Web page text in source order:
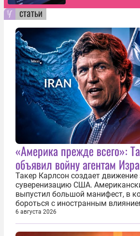
статьи
«Америка прежде всего»:
объявил войну агентам
Такер Карлсон создает движение
суверенизацию США.
выпустил большой манифест, в
бороться с иностранным
первую очередь имея в виду
прекратить заморские войны,
репарации Ирану, остановить
6 августа 2026